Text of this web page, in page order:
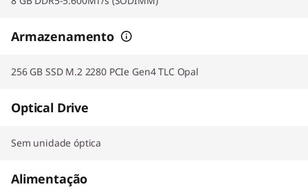
Armazenamento
256 GB SSD M.2 2280 PCIe Gen4 TLC Opal
Optical Drive
Sem unidade óptica
Alimentação